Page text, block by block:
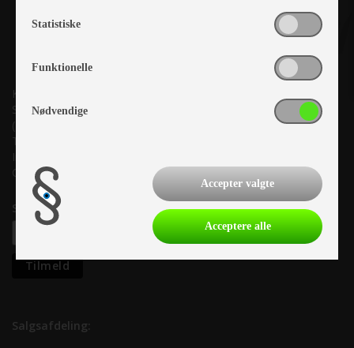
Kronjyllands Camping Center A/S
Suderholmen 10, 8960 Randers SØ
(Lige ud til Grenåvej)
Tlf. +45 87 10 98 70
Info@as-kcc.dk
CVR: 33 38 77 33
Samtykke til nyhedsbrev
Salgsafdeling:
Statistiske
Funktionelle
Nødvendige
Accepter valgte
Acceptere alle